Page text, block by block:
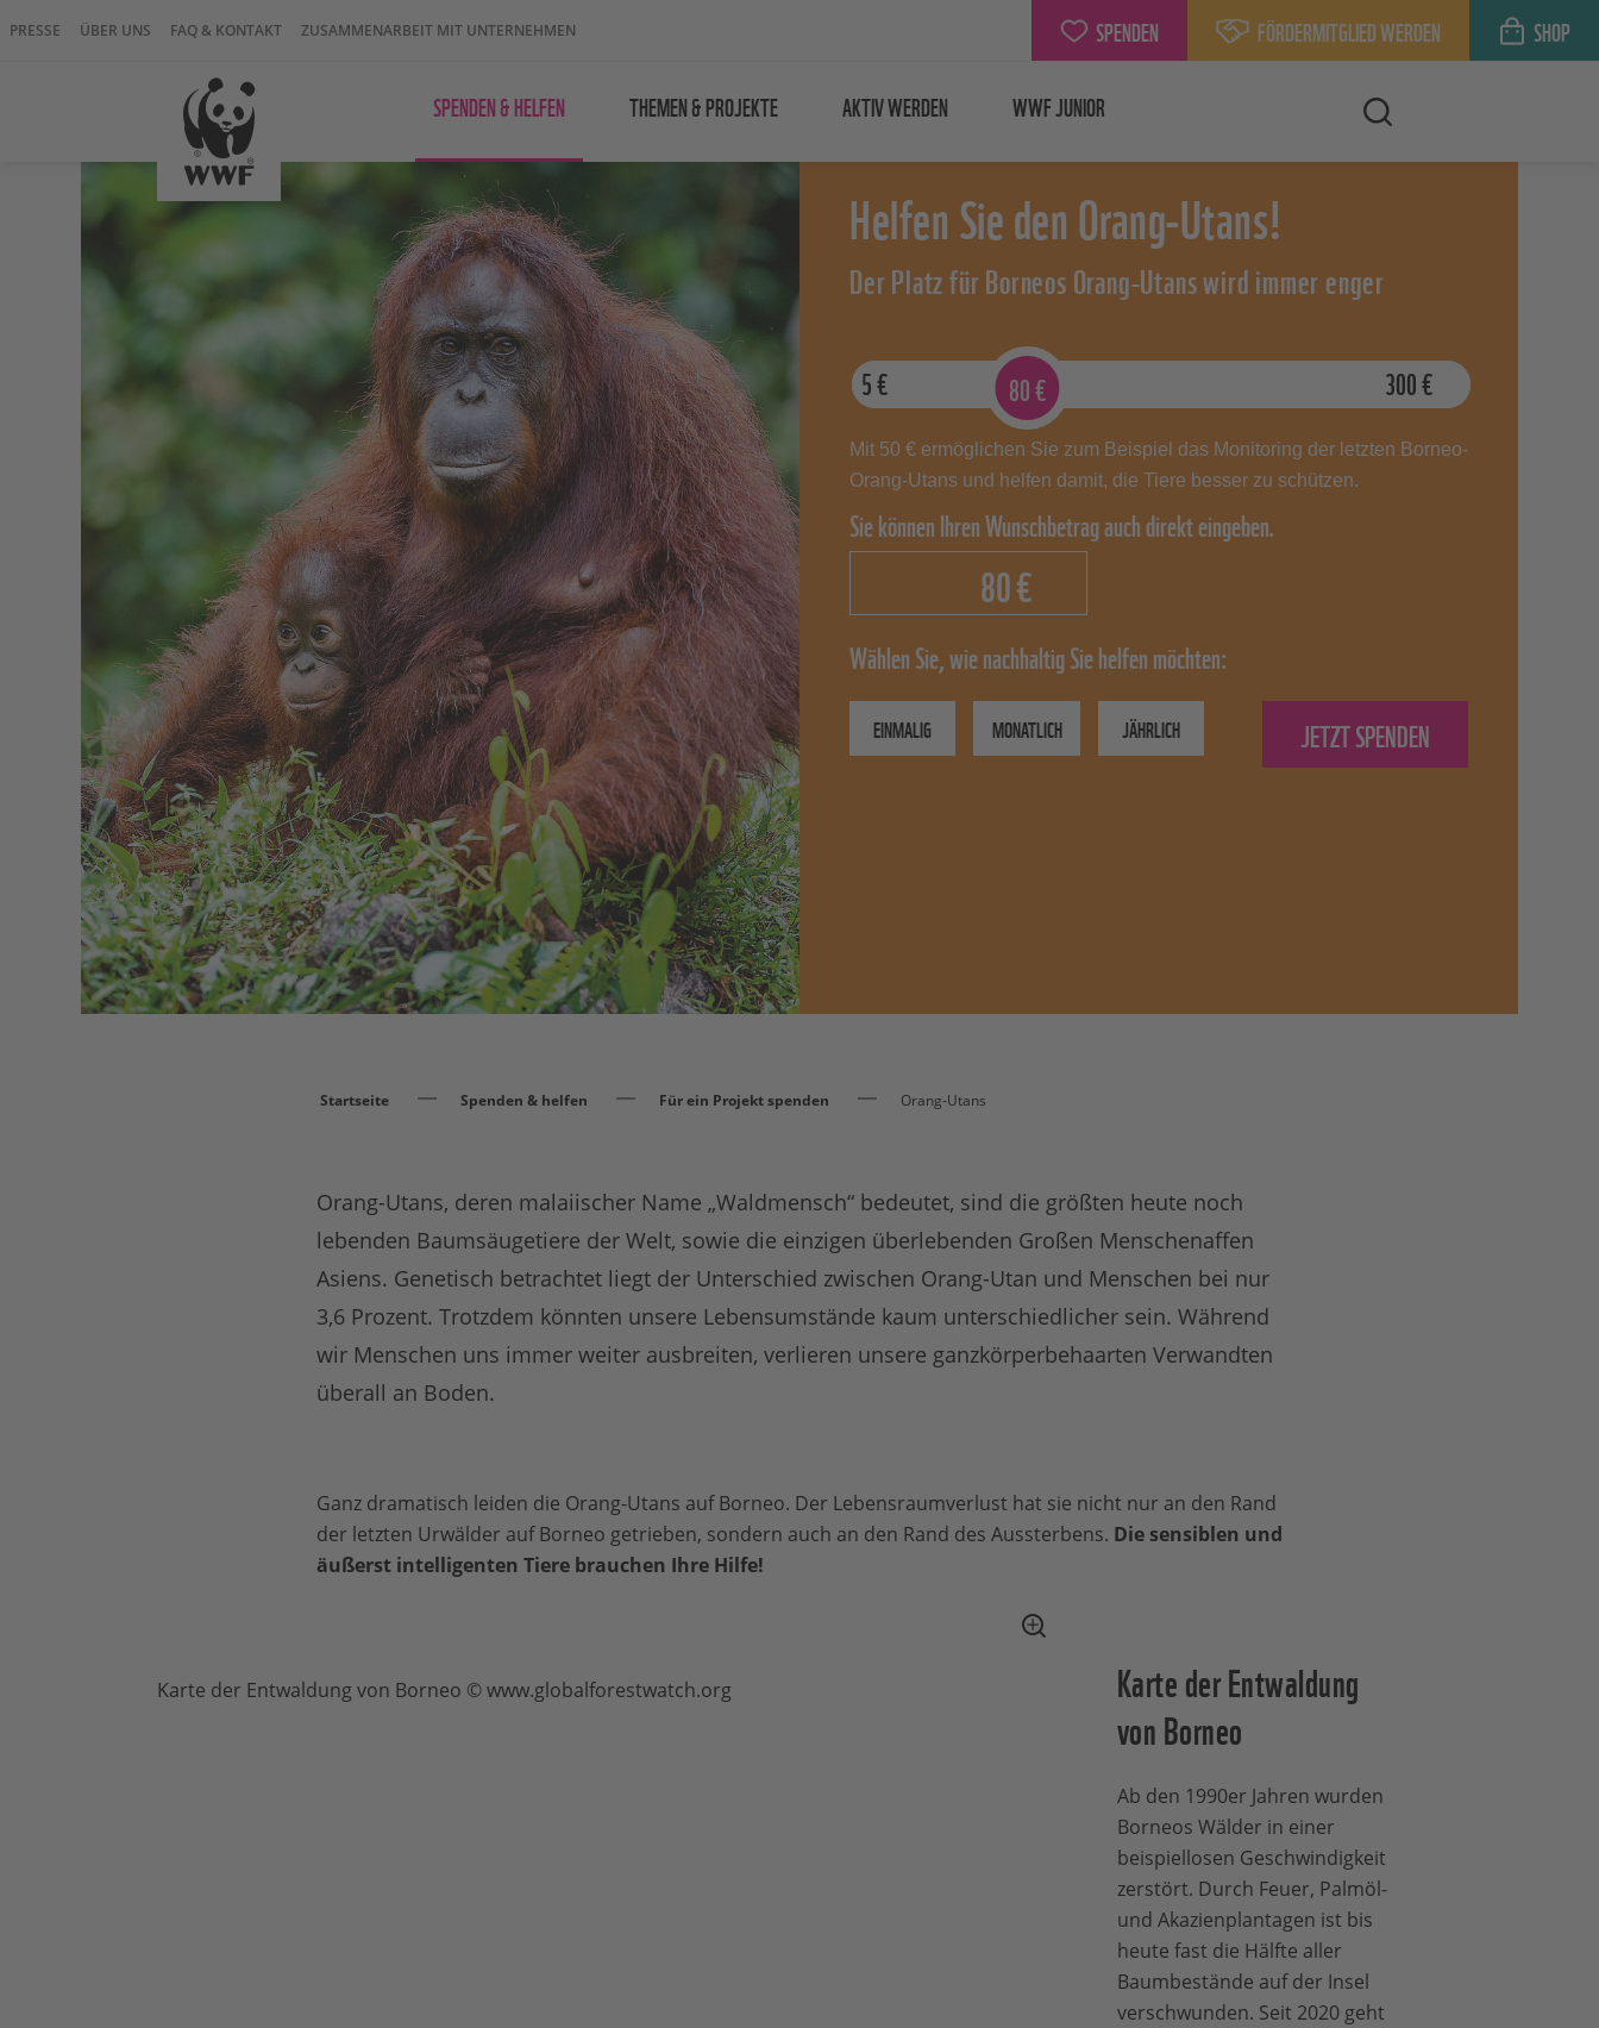
PRESSE ÜBER UNS FAQ & KONTAKT ZUSAMMENARBEIT MIT UNTERNEHMEN SPENDEN FÖRDERMITGLIED WERDEN SHOP
SPENDEN & HELFEN THEMEN & PROJEKTE AKTIV WERDEN WWF JUNIOR
Helfen Sie den Orang-Utans!
Der Platz für Borneos Orang-Utans wird immer enger
80€
5€ 300€
Mit 50 € ermöglichen Sie zum Beispiel das Monitoring der letzten Borneo-
Orang-Utans und helfen damit, die Tiere besser zu schützen.
Sie können Ihren Wunschbetrag auch direkt eingeben.
€
Wählen Sie, wie nachhaltig Sie helfen möchten:
EINMALIG MONATLICH JÄHRLICH
Startseite Spenden & helfen Für ein Projekt spenden Orang-Utans
Orang-Utans, deren malaiischer Name „Waldmensch“ bedeutet, sind die größten heute noch
lebenden Baumsäugetiere der Welt, sowie die einzigen überlebenden Großen Menschenaffen
Asiens. Genetisch betrachtet liegt der Unterschied zwischen Orang-Utan und Menschen bei nur
3,6 Prozent. Trotzdem könnten unsere Lebensumstände kaum unterschiedlicher sein. Während
wir Menschen uns immer weiter ausbreiten, verlieren unsere ganzkörperbehaarten Verwandten
überall an Boden.
Ganz dramatisch leiden die Orang-Utans auf Borneo. Der Lebensraumverlust hat sie nicht nur an den Rand
der letzten Urwälder auf Borneo getrieben, sondern auch an den Rand des Aussterbens. Die sensiblen und
äußerst intelligenten Tiere brauchen Ihre Hilfe!
Karte der Entwaldung von Borneo © www.globalforestwatch.org
Karte der Entwaldung
von Borneo
Ab den 1990er Jahren wurden
Borneos Wälder in einer
beispiellosen Geschwindigkeit
zerstört. Durch Feuer, Palmöl-
und Akazienplantagen ist bis
heute fast die Hälfte aller
Baumbestände auf der Insel
verschwunden. Seit 2020 geht